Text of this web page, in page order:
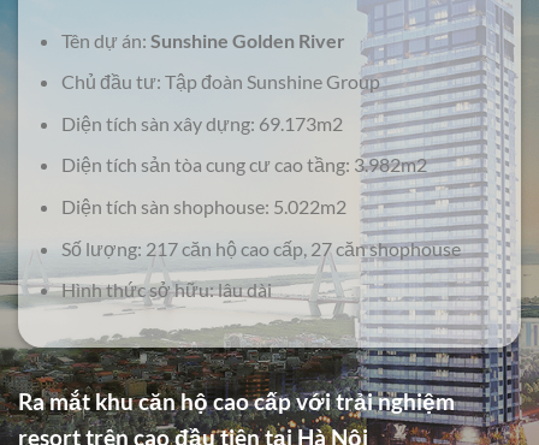
Tên dự án: Sunshine Golden River
Chủ đầu tư: Tập đoàn Sunshine Group
Diện tích sàn xây dựng: 69.173m2
Diện tích sản tòa cung cư cao tầng: 3.982m2
Diện tích sàn shophouse: 5.022m2
Số lượng: 217 căn hộ cao cấp, 27 căn shophouse
Hình thức sở hữu: lâu dài
Ra mắt khu căn hộ cao cấp với trải nghiệm
resort trên cao đầu tiên tại Hà Nội